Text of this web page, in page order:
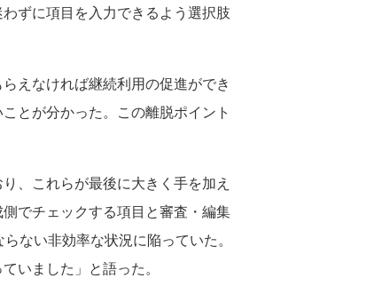
ずに項目を入力できるよう選択肢
えなければ継続利用の促進ができ
とが分かった。この離脱ポイント
、これらが最後に大きく手を加え
でチェックする項目と審査・編集
ない非効率な状況に陥っていた。
いました」と語った。